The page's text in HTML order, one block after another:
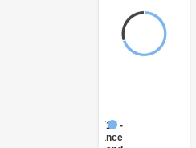
Insurance